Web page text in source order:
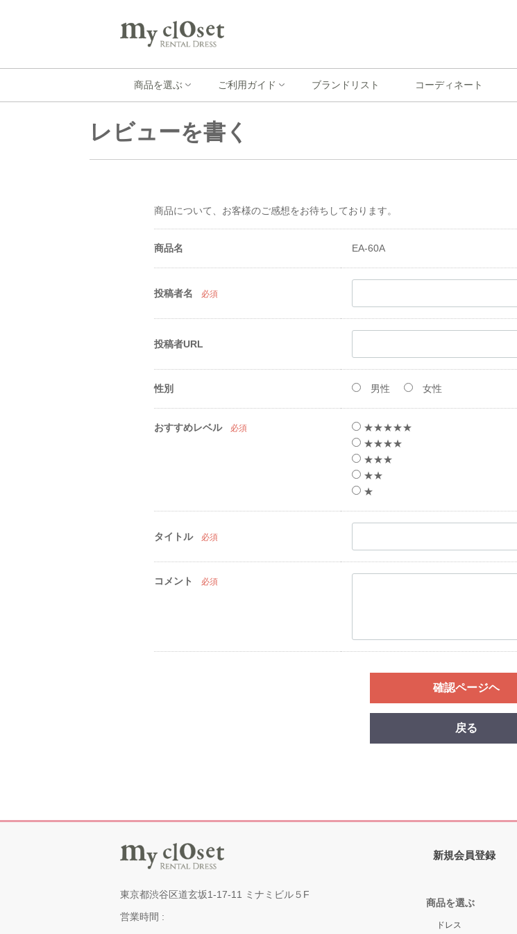
商品を選ぶ ご利用ガイド ブランドリスト コーディネート
レビューを書く
商品について、お客様のご感想をお待ちしております。
商品名 EA-60A
投稿者名 必須
投稿者URL
性別 男性 女性
おすすめレベル 必須
★★★★★
★★★★
★★★
★★
★
タイトル 必須
コメント 必須
確認ページヘ
戻る
東京都渋谷区道玄坂1-17-11 ミナミビル５F
営業時間 :
新規会員登録
商品を選ぶ
ドレス